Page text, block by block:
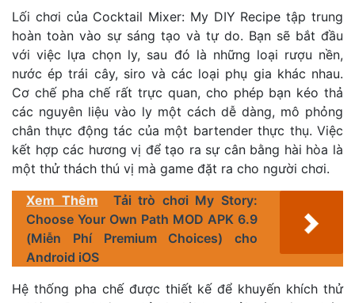
Lối chơi của Cocktail Mixer: My DIY Recipe tập trung
hoàn toàn vào sự sáng tạo và tự do. Bạn sẽ bắt đầu
với việc lựa chọn ly, sau đó là những loại rượu nền,
nước ép trái cây, siro và các loại phụ gia khác nhau.
Cơ chế pha chế rất trực quan, cho phép bạn kéo thả
các nguyên liệu vào ly một cách dễ dàng, mô phỏng
chân thực động tác của một bartender thực thụ. Việc
kết hợp các hương vị để tạo ra sự cân bằng hài hòa là
một thử thách thú vị mà game đặt ra cho người chơi.
Xem Thêm
Tải trò chơi My Story:
Choose Your Own Path MOD APK 6.9
(Miễn Phí Premium Choices) cho
Android iOS
Hệ thống pha chế được thiết kế để khuyến khích thử